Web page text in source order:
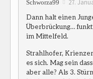
Schworza99 27.
Dann halt einen
Überbrückung…
im Mittelfeld.
Strahlhofer,
es sich. Mag sein
aber alle? Als 3.